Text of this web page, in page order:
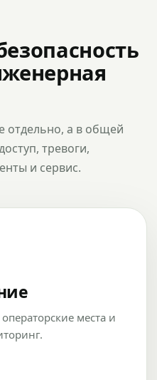
отдельно, а в общей
тревоги,
и сервис.
места и